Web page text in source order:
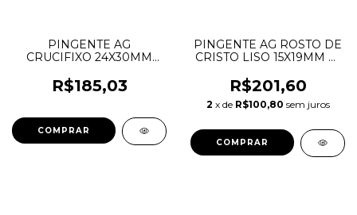
PINGENTE AG
CRUCIFIXO 24X30MM
DRNPIAG.1703
R$185,03
PINGENTE AG ROSTO DE
CRISTO LISO 15X19MM C/
OLHOS DRNPIAG.1695
R$201,60
2 x de R$100,80 sem juros